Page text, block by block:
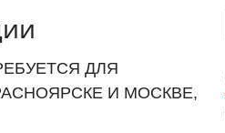
ДЛЯ
И МОСКВЕ,